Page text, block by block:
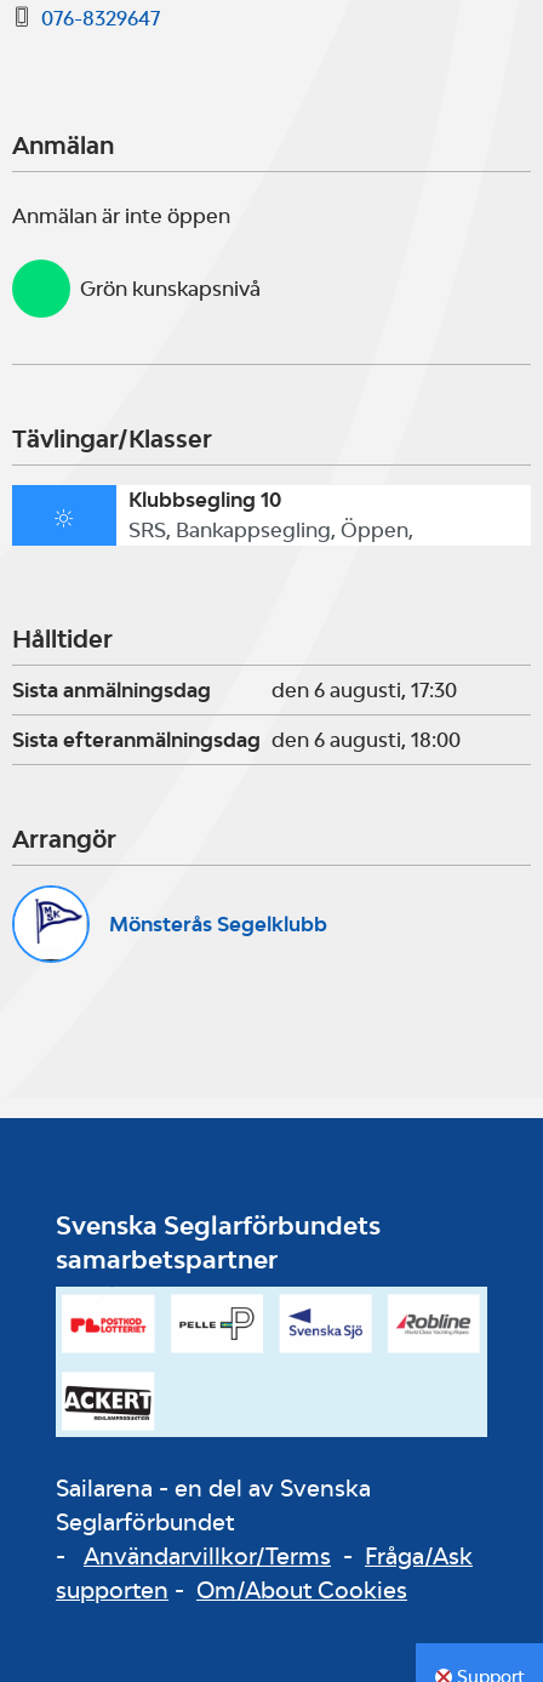
076-8329647
Anmälan
Anmälan är inte öppen
Grön kunskapsnivå
Tävlingar/Klasser
Klubbsegling 10
SRS, Bankappsegling, Öppen,
Hålltider
Sista anmälningsdag den 6 augusti, 17:30
Sista efteranmälningsdag den 6 augusti, 18:00
Arrangör
Mönsterås Segelklubb
Svenska Seglarförbundets
samarbetspartner
Sailarena - en del av Svenska
Seglarförbundet
- Användarvillkor/Terms - Fråga/Ask
supporten - Om/About Cookies
Support